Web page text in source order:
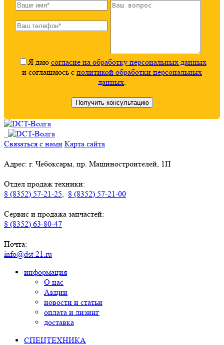
Я даю согласие на обработку персональных данных
и соглашаюсь с политикой обработки персональных
данных.
Связаться с нами Карта сайта
Адрес: г. Чебоксары, пр. Машиностроителей, 1П
Отдел продаж техники:
8 (8352) 57-21-25, 8 (8352) 57-21-00
Сервис и продажа запчастей:
8 (8352) 63-80-47
Почта:
info@dst-21.ru
информация
О нас
Акции
новости и статьи
оплата и лизинг
доставка
СПЕЦТЕХНИКА